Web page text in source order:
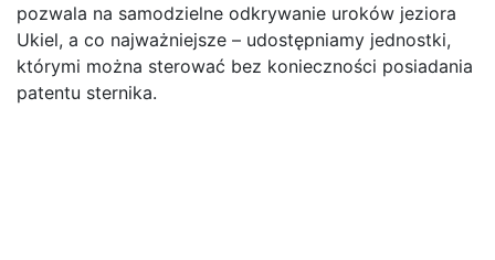
pozwala na samodzielne odkrywanie uroków jeziora
Ukiel, a co najważniejsze – udostępniamy jednostki,
którymi można sterować bez konieczności posiadania
patentu sternika.